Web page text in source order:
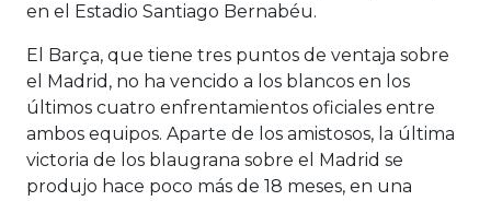
en el Estadio Santiago Bernabéu.
El Barça, que tiene tres puntos de ventaja sobre
el Madrid, no ha vencido a los blancos en los
últimos cuatro enfrentamientos oficiales entre
ambos equipos. Aparte de los amistosos, la última
victoria de los blaugrana sobre el Madrid se
produjo hace poco más de 18 meses, en una